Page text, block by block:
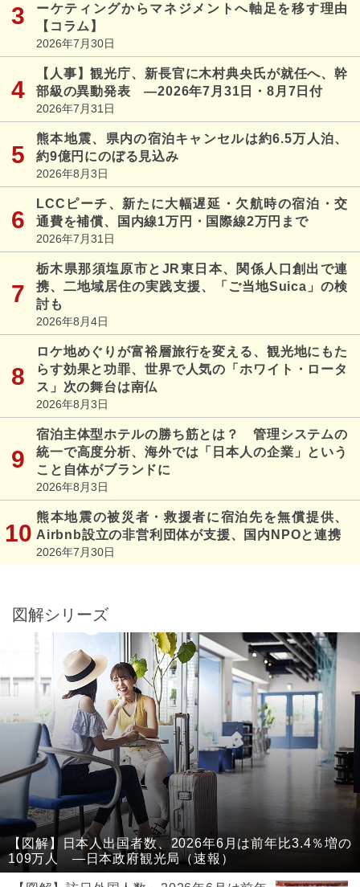
ーケティングからマネジメントへ軸足を移す理由
【コラム】
2026年7月30日
【人事】観光庁、新長官に木村典央氏が就任へ、幹
部級の異動発表 ―2026年7月31日・8月7日付
2026年7月31日
熊本地震、県内の宿泊キャンセルは約6.5万人泊、
約9億円にのぼる見込み
2026年8月3日
LCCピーチ、新たに大幅遅延・欠航時の宿泊・交
通費を補償、国内線1万円・国際線2万円まで
2026年7月31日
栃木県那須塩原市とJR東日本、関係人口創出で連
携、二地域居住の実践支援、「ご当地Suica」の検
討も
2026年8月4日
ロケ地めぐりが富裕層旅行を変える、観光地にもた
らす効果と功罪、世界で人気の「ホワイト・ロータ
ス」次の舞台は南仏
2026年8月3日
宿泊主体型ホテルの勝ち筋とは？ 管理システムの
統一で高度分析、海外では「日本人の企業」という
こと自体がブランドに
2026年8月3日
熊本地震の被災者・救援者に宿泊先を無償提供、
Airbnb設立の非営利団体が支援、国内NPOと連携
2026年7月30日
図解シリーズ
【図解】日本人出国者数、2026年6月は前年比3.4％増の
109万人 ―日本政府観光局（速報）